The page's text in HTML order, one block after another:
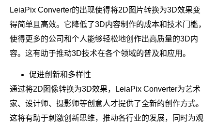
LeiaPix Converter的出现使得将2D图片转换为3D效果变
得简单且高效。它降低了3D内容制作的成本和技术门槛，
使得更多的公司和个人能够轻松地创作出高质量的3D内
容。这有助于推动3D技术在各个领域的普及和应用。
促进创新和多样性
通过将2D图像转换为3D效果，LeiaPix Converter为艺术
家、设计师、摄影师等创意人才提供了全新的创作方式。
这将有助于刺激创新思维，推动各行业的发展，同时为观